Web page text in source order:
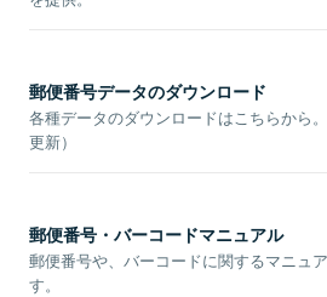
郵便番号データのダウンロード
各種データのダウンロードはこちらから
更新）
郵便番号・バーコードマニュアル
郵便番号や、バーコードに関するマニュ
す。